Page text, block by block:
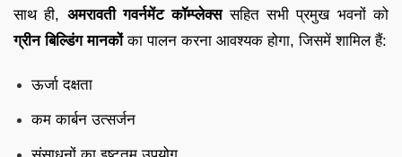
साथ ही, अमरावती गवर्नमेंट कॉम्प्लेक्ससहित सभी प्रमुख भवनों को
ग्रीन बिल्डिंग मानकोंका पालन करना आवश्यक होगा, जिसमें शामिल हैं:
ऊर्जा दक्षता
कम कार्बन उत्सर्जन